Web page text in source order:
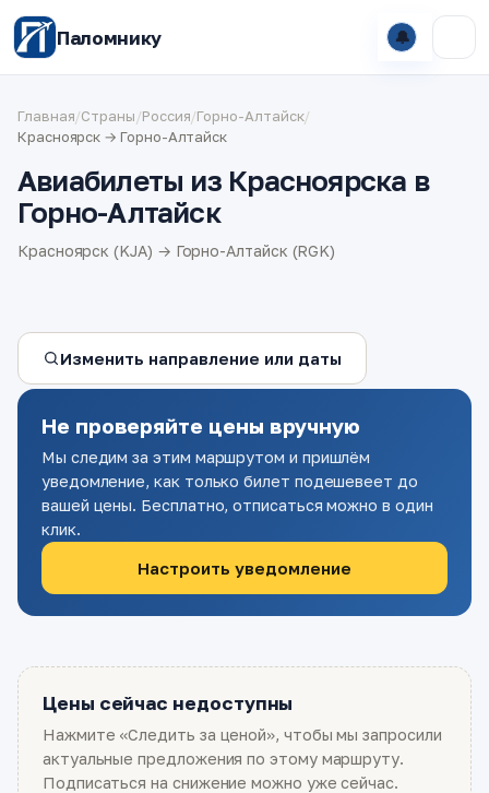
Паломнику 🔔
Главная/Страны/Россия/Горно-Алтайск/
Красноярск → Горно-Алтайск
Авиабилеты из Красноярска в
Горно-Алтайск
Красноярск (KJA) → Горно-Алтайск (RGK)
Изменить направление или даты
Не проверяйте цены вручную
Мы следим за этим маршрутом и пришлём
уведомление, как только билет подешевеет до
вашей цены. Бесплатно, отписаться можно в один
клик.
Настроить уведомление
Цены сейчас недоступны
Нажмите «Следить за ценой», чтобы мы запросили
актуальные предложения по этому маршруту.
Подписаться на снижение можно уже сейчас.